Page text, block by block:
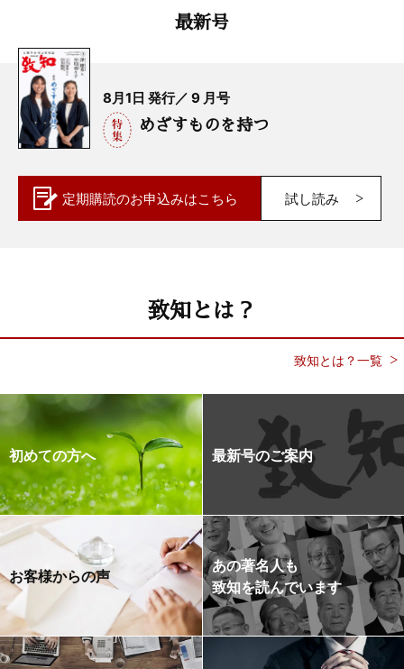
最新号
8月1日 発行／ 9 月号
めざすものを持つ
定期購読のお申込みはこちら 試し読み
致知とは？
致知とは？一覧
初めての方へ 最新号のご案内
お客様からの声
あの著名人も
致知を読んでいます